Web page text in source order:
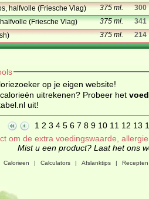
halfvolle (Friesche Vlag)
375 ml. 300
(Friesche Vlag)
375 ml. 341
375 ml. 214
op je eigen website!
uitrekenen? Probeer het
uit!
1 2 3 4 5 6 7 8 9 10 11 12 13
om de extra voedingswaarde,
Mist u een product? Laat het ons
Calorieen | Calculators | Afslanktips | Recepten